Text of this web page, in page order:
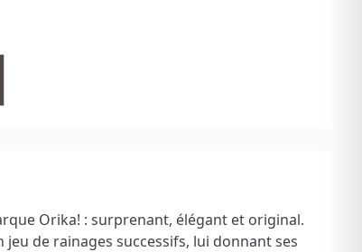
Orika! : surprenant, élégant et original.
de rainages successifs, lui donnant ses